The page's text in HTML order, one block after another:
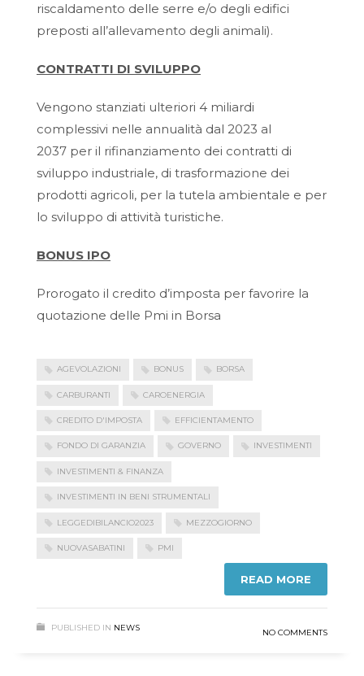
riscaldamento delle serre e/o degli edifici
preposti all’allevamento degli animali).
CONTRATTI DI SVILUPPO
Vengono stanziati ulteriori 4 miliardi
complessivi nelle annualità dal 2023 al
2037 per il rifinanziamento dei contratti di
sviluppo industriale, di trasformazione dei
prodotti agricoli, per la tutela ambientale e per
lo sviluppo di attività turistiche.
BONUS IPO
Prorogato il credito d’imposta per favorire la
quotazione delle Pmi in Borsa
AGEVOLAZIONI BONUS BORSA
CARBURANTI CAROENERGIA
CREDITO D'IMPOSTA EFFICIENTAMENTO
FONDO DI GARANZIA GOVERNO INVESTIMENTI
INVESTIMENTI & FINANZA
INVESTIMENTI IN BENI STRUMENTALI
LEGGEDIBILANCIO2023 MEZZOGIORNO
NUOVASABATINI PMI
READ MORE
PUBLISHED IN NEWS NO COMMENTS